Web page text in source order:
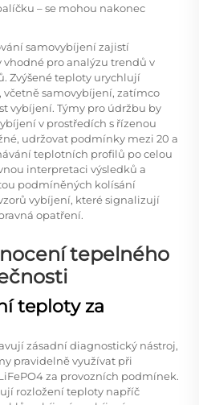
– se mohou nakonec
samovybíjení zajistí
pro analýzu trendů v
Zvýšené teploty urychlují
včetně samovybíjení, zatímco
vybíjení. Týmy pro údržbu by
v prostředích s řízenou
udržovat podmínky mezi 20 a
teplotních profilů po celou
interpretaci výsledků a
podmíněných kolísání
vybíjení, které signalizují
opatření.
tepelného
teploty za
zásadní diagnostický nástroj,
pravidelně využívat při
za provozních podmínek.
rozložení teploty napříč